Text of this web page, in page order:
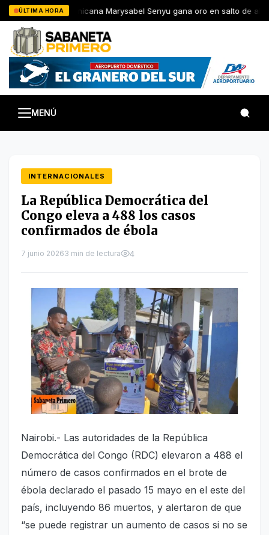
Saltar
al
contenido
ÚLTIMA HORA
JCC: Dominicana Marysabel Senyu gana oro en salto de altura
MENÚ
INTERNACIONALES
La República Democrática del
Congo eleva a 488 los casos
confirmados de ébola
7 junio 20263 min de lectura 4
Nairobi.- Las autoridades de la República
Democrática del Congo (RDC) elevaron a 488 el
número de casos confirmados en el brote de
ébola declarado el pasado 15 mayo en el este del
país, incluyendo 86 muertos, y alertaron de que
“se puede registrar un aumento de casos si no se